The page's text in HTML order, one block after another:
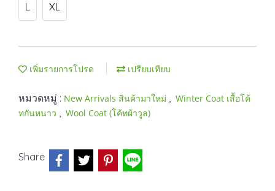
L XL
เพิ่มรายการโปรด เปรียบเทียบ
หมวดหมู่ : New Arrivals สินค้ามาใหม่ , Winter Coat เสื้อโค้
ทกันหนาว , Wool Coat (โค้ทผ้าวูล)
Share